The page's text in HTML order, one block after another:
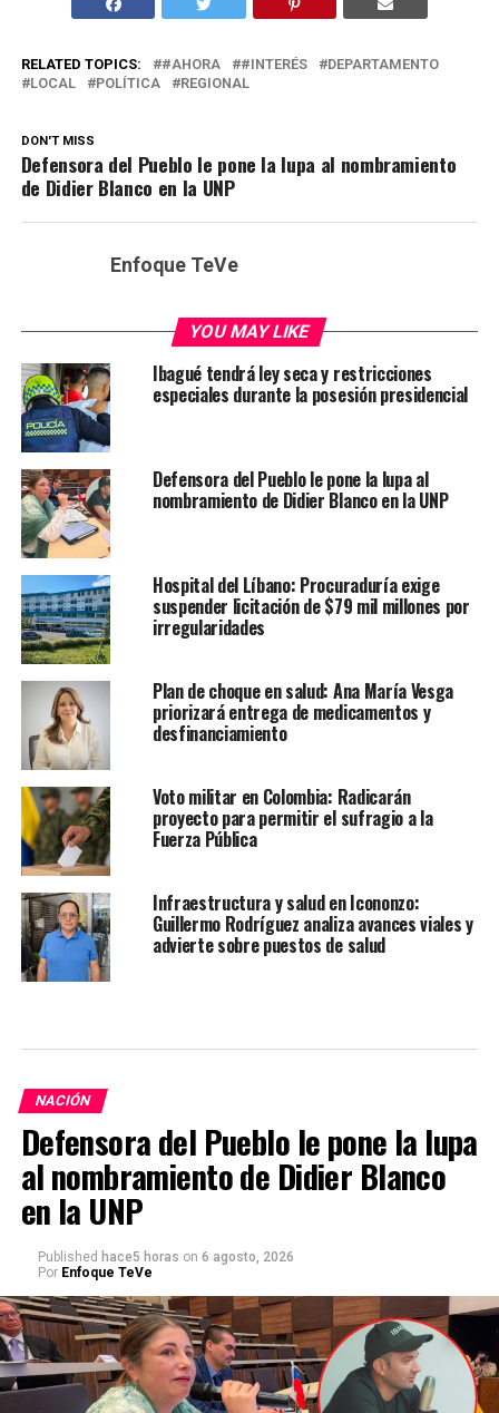
RELATED TOPICS: #AHORA #INTERÉS
DEPARTAMENTO
LOCAL
POLÍTICA REGIONAL
DON'T MISS
Defensora del Pueblo le pone la lupa al nombramiento
de Didier Blanco en la UNP
Enfoque TeVe
YOU MAY LIKE
Ibagué tendrá ley seca y restricciones
especiales durante la posesión presidencial
Defensora del Pueblo le pone la lupa al
nombramiento de Didier Blanco en la UNP
Hospital del Líbano: Procuraduría exige
suspender licitación de $79 mil millones por
irregularidades
Plan de choque en salud: Ana María Vesga
priorizará entrega de medicamentos y
desfinanciamiento
Voto militar en Colombia: Radicarán
proyecto para permitir el sufragio a la
Fuerza Pública
Infraestructura y salud en Icononzo:
Guillermo Rodríguez analiza avances viales y
advierte sobre puestos de salud
NACIÓN
Defensora del Pueblo le pone la lupa
al nombramiento de Didier Blanco
en la UNP
Published hace5 horas on 6 agosto, 2026
Por Enfoque TeVe